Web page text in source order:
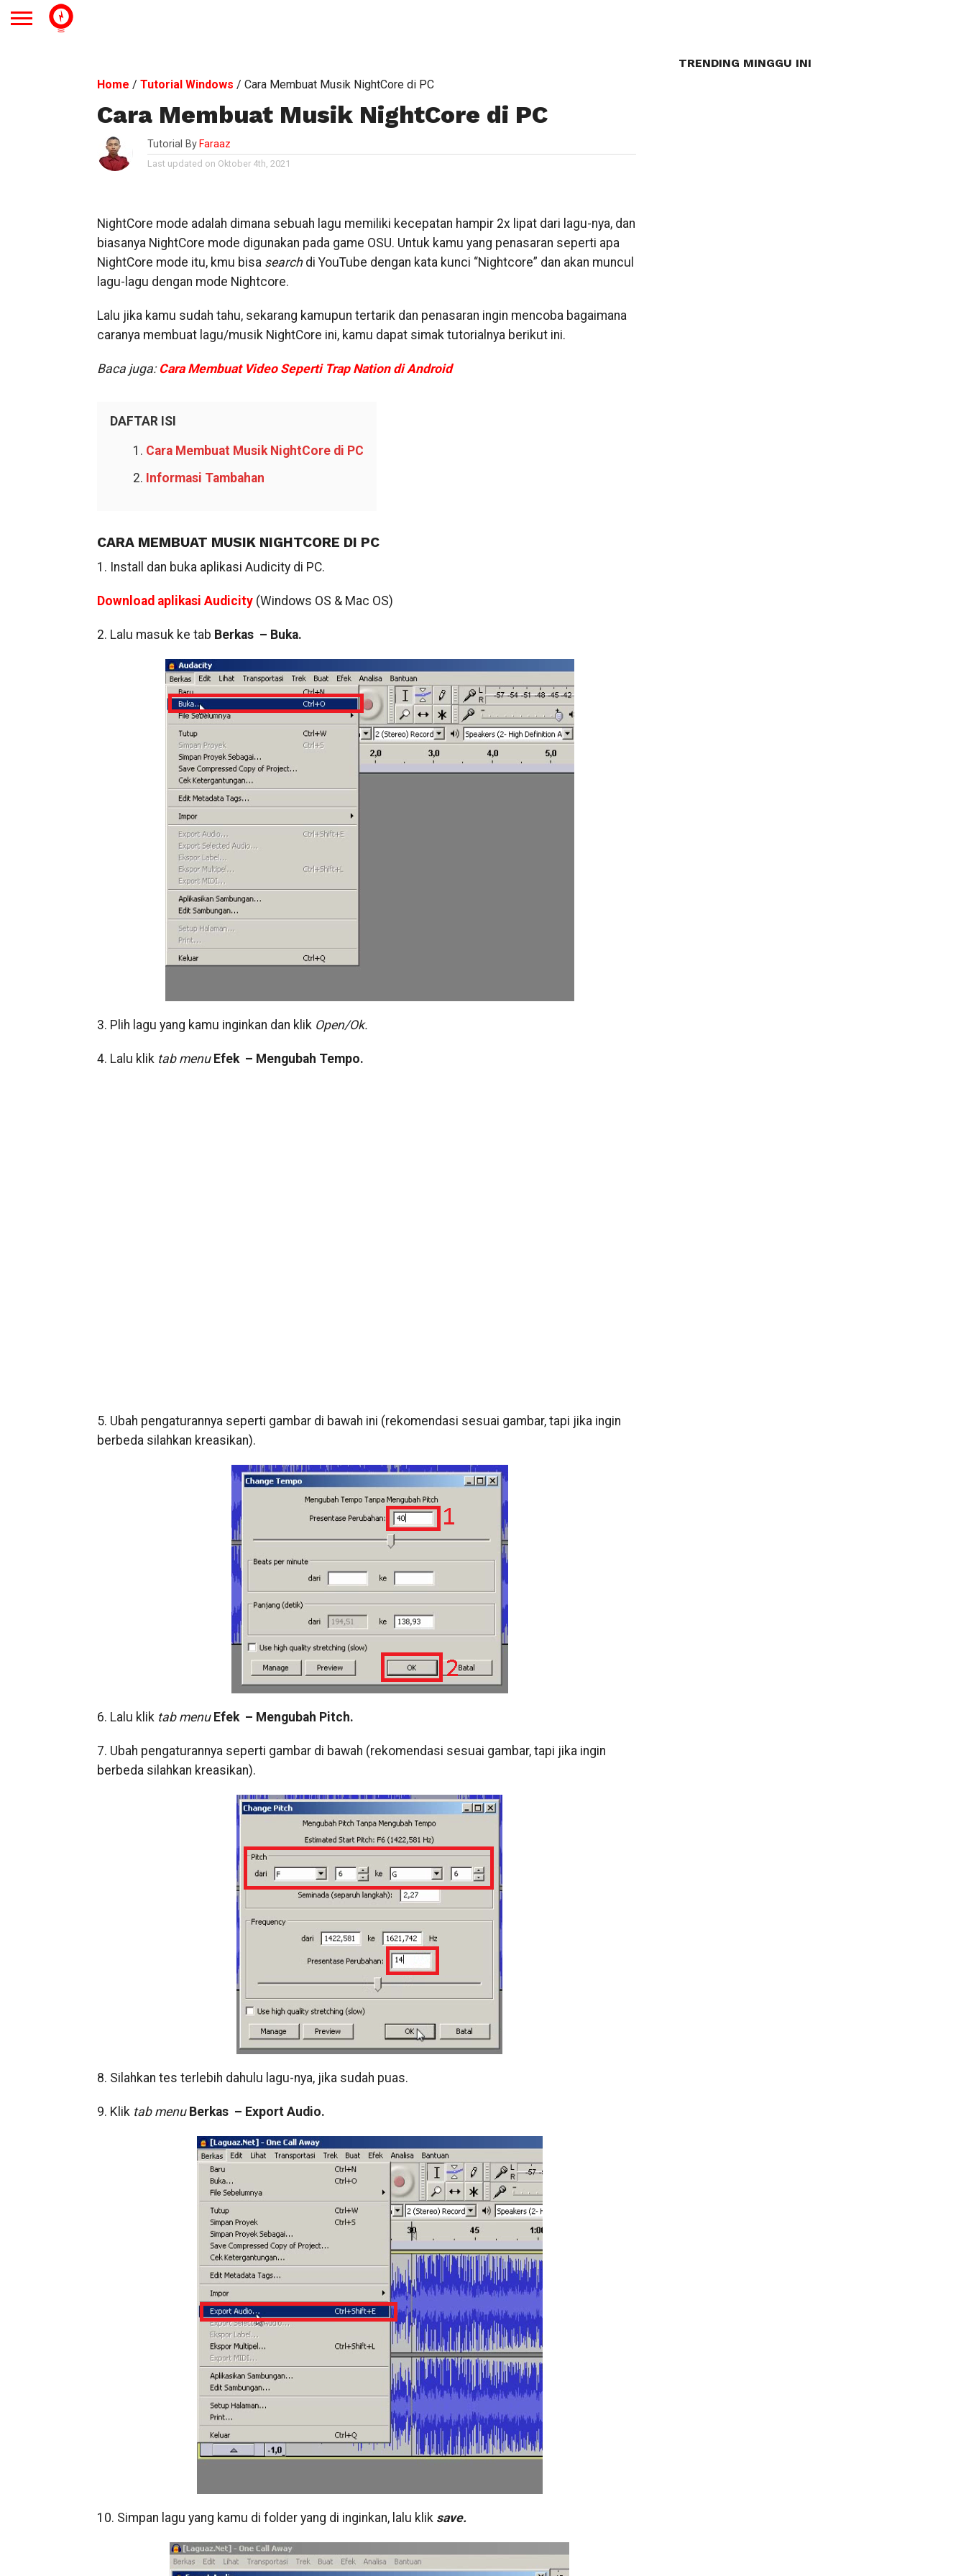
Home / Tutorial Windows / Cara Membuat Musik NightCore di PC
Cara Membuat Musik NightCore di PC
Tutorial By Faraaz
Last updated on Oktober 4th, 2021
NightCore mode adalah dimana sebuah lagu memiliki kecepatan hampir 2x lipat dari lagu-nya, dan
biasanya NightCore mode digunakan pada game OSU. Untuk kamu yang penasaran seperti apa
NightCore mode itu, kmu bisa search di YouTube dengan kata kunci “Nightcore” dan akan muncul
lagu-lagu dengan mode Nightcore.
Lalu jika kamu sudah tahu, sekarang kamupun tertarik dan penasaran ingin mencoba bagaimana
caranya membuat lagu/musik NightCore ini, kamu dapat simak tutorialnya berikut ini.
Baca juga: Cara Membuat Video Seperti Trap Nation di Android
DAFTAR ISI
Cara Membuat Musik NightCore di PC
Informasi Tambahan
CARA MEMBUAT MUSIK NIGHTCORE DI PC
1. Install dan buka aplikasi Audicity di PC.
Download aplikasi Audicity(Windows OS & Mac OS)
2. Lalu masuk ke tab Berkas – Buka.
3. Plih lagu yang kamu inginkan dan klik Open/Ok.
4. Lalu klik tab menu Efek – Mengubah Tempo.
5. Ubah pengaturannya seperti gambar di bawah ini (rekomendasi sesuai gambar, tapi jika ingin
berbeda silahkan kreasikan).
6. Lalu klik tab menu Efek – Mengubah Pitch.
7. Ubah pengaturannya seperti gambar di bawah (rekomendasi sesuai gambar, tapi jika ingin
berbeda silahkan kreasikan).
8. Silahkan tes terlebih dahulu lagu-nya, jika sudah puas.
9. Klik tab menu Berkas – Export Audio.
10. Simpan lagu yang kamu di folder yang di inginkan, lalu klik save.
TRENDING MINGGU INI